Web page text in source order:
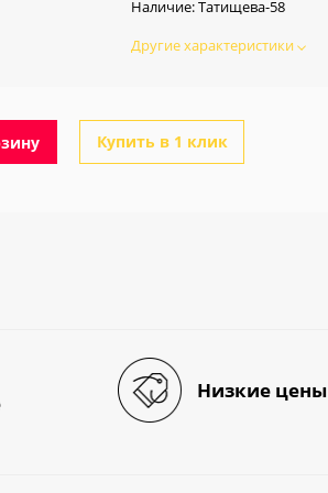
Наличие:Татищева-58
Другие характеристики
Купить в 1 клик
Низкие цены